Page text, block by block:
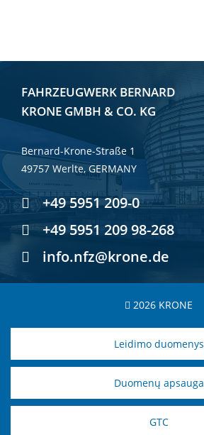
FAHRZEUGWERK BERNARD
KRONE GMBH & CO. KG
Bernard-Krone-Straße 1
49757 Werlte, GERMANY
+49 5951 209-0
+49 5951 209 98-268
info.nfz@krone.de
2026 KRONE
Leidimo duomenys
Duomenų apsauga
GTC